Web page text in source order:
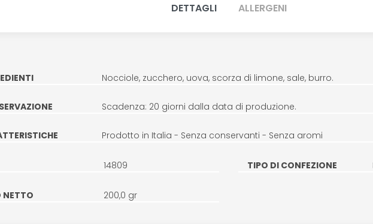
DETTAGLI ALLERGENI
Nocciole, zucchero, uova, scorza di limone, sale, burro.
Scadenza: 20 giorni dalla data di produzione.
Prodotto in Italia - Senza conservanti - Senza aromi
14809 TIPO DI CONFEZIONE
NETTO 200,0 gr